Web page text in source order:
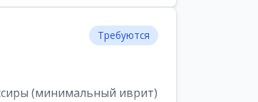
Требуются
(минимальный иврит)